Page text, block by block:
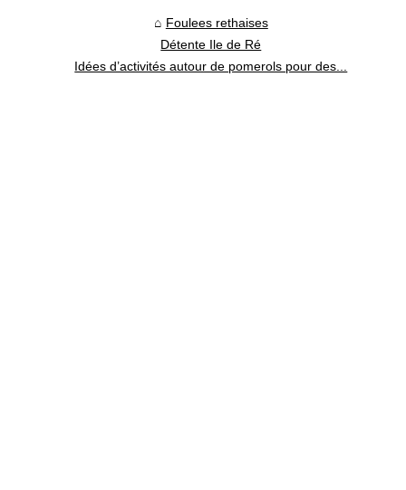
Foulees rethaises
Détente Ile de Ré
Idées d’activités autour de pomerols pour des...